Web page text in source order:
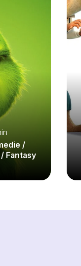
/
Fantasy